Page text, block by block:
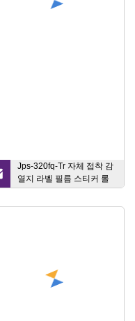
Jps-320fq-Tr 자체 접착 감
열지 라벨 필름 스티커 롤
용 자동 터렛 되감기/절단/